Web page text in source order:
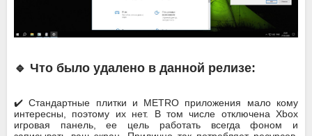
🔹 Что было удалено в данной релизе:
✔️ Стандартные плитки и METRO приложения мало кому
интересны, поэтому их нет. В том числе отключена Xbox
игровая панель, ее цель работать всегда фоном и